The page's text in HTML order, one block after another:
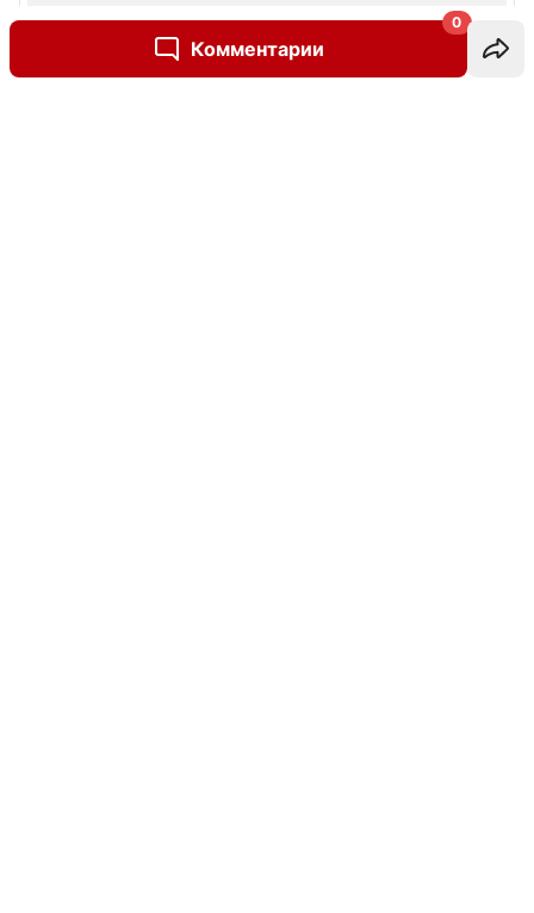
Комментарии
0